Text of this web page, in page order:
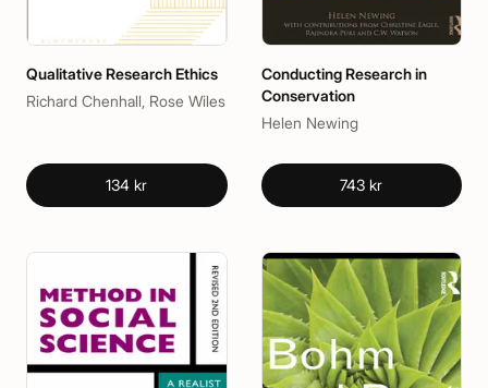
Qualitative Research Ethics
Richard Chenhall, Rose Wiles
134 kr
Conducting Research in
Conservation
Helen Newing
743 kr